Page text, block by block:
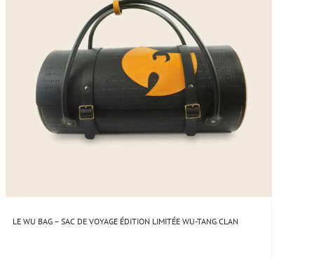
LE WU BAG – SAC DE VOYAGE ÉDITION LIMITÉE WU-TANG CLAN